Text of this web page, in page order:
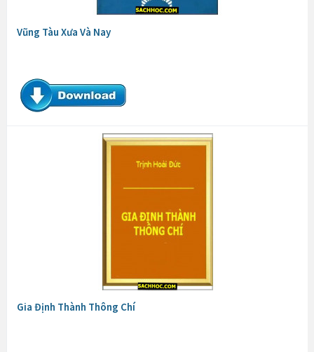
Vũng Tàu Xưa Và Nay
Gia Định Thành Thông Chí